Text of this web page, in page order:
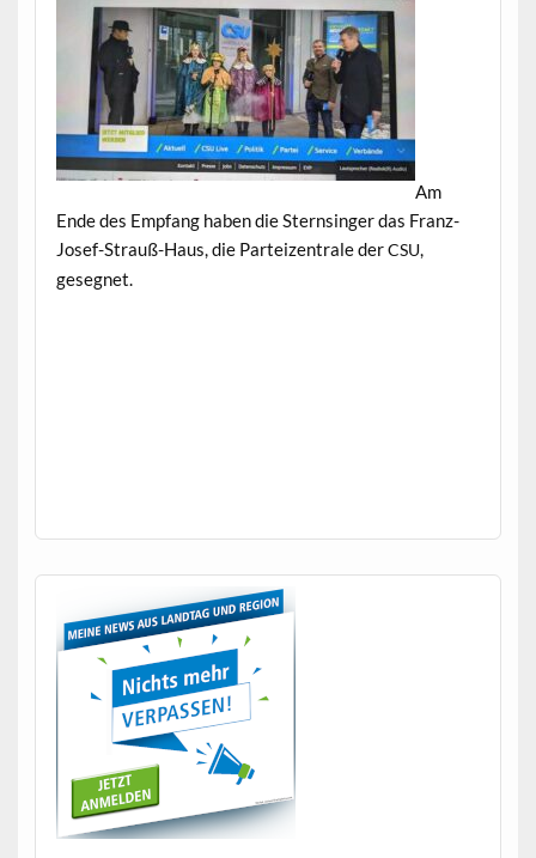
Am
Ende des Emp­fang haben die Sternsinger das Franz-
Josef-Strauß-Haus, die Parteizen­trale derCSU,
gesegnet.